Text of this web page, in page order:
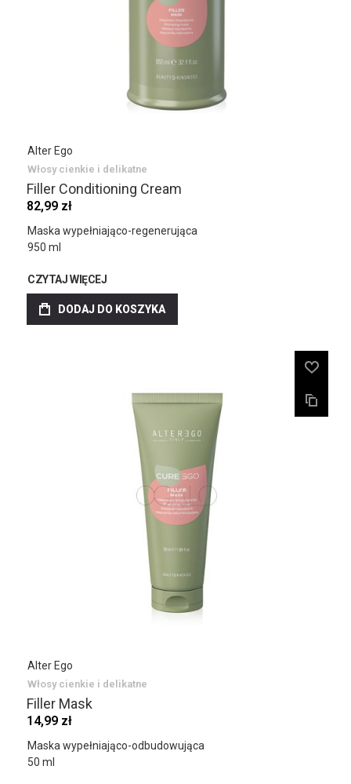
Alter Ego
Włosy cienkie i delikatne
Filler Conditioning Cream
82,99 zł
Maska wypełniająco-regenerująca
950 ml
CZYTAJ WIĘCEJ
DODAJ DO KOSZYKA
Alter Ego
Włosy cienkie i delikatne
Filler Mask
14,99 zł
Maska wypełniająco-odbudowująca
50 ml